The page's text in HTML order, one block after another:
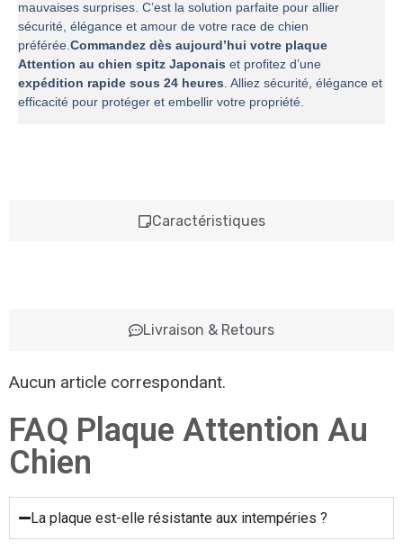
Caractéristiques
Livraison & Retours
mauvaises surprises. C’est la solution parfaite pour allier
sécurité, élégance et amour de votre race de chien
préférée.Commandez dès aujourd’hui votre plaque
Attention au chien spitz Japonais et profitez d’une
expédition rapide sous 24 heures. Alliez sécurité, élégance et
efficacité pour protéger et embellir votre propriété.
Aucun article correspondant.
FAQ Plaque Attention Au
Chien
La plaque est-elle résistante aux intempéries ?